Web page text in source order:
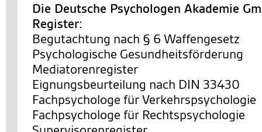
Die Deutsche Psychologen Akademie
Register:
Begutachtung nach § 6 Waffengesetz
Psychologische Gesundheitsförderung
Mediatorenregister
Eignungsbeurteilung nach DIN 33430
Fachpsychologe für Verkehrspsychologie
Fachpsychologe für Rechtspsychologie